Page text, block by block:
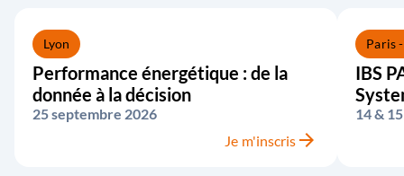
Lyon
Performance énergétique : de la
donnée à la décision
25 septembre 2026
Je m'inscris arrow_forward
Paris
IBS
14 &